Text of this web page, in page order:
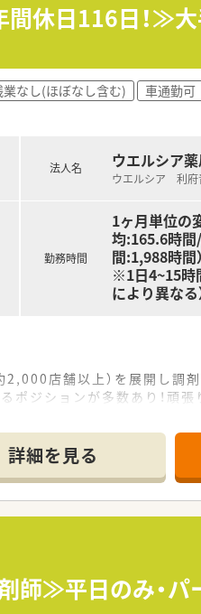
間休日116日！
業なし(ほぼなし含む) 車通勤可
法人名 ウエルシア
ウエルシア 利府
勤務時間
1ヶ月単位の
均:165.6時
間:1,988時間）
※1日4~15時
により異なる
店舗以上）を展開し調剤
ジションが多数あり！頑張
や外部組織と連携した研修
きるキャリアパスが多種多様
営業部長等のマネジメントの
シャリストを目指すことも
社スタッフなど活動領域は
医療へもしっかりと関わる
制度は小学5年生まで時短勤
スが整っています
など嬉しいメリットもたく
詳細を見る
師≫平日のみ・